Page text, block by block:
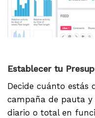
Establecer tu
Decide cuánto estás
campaña de pauta y
diario o total en